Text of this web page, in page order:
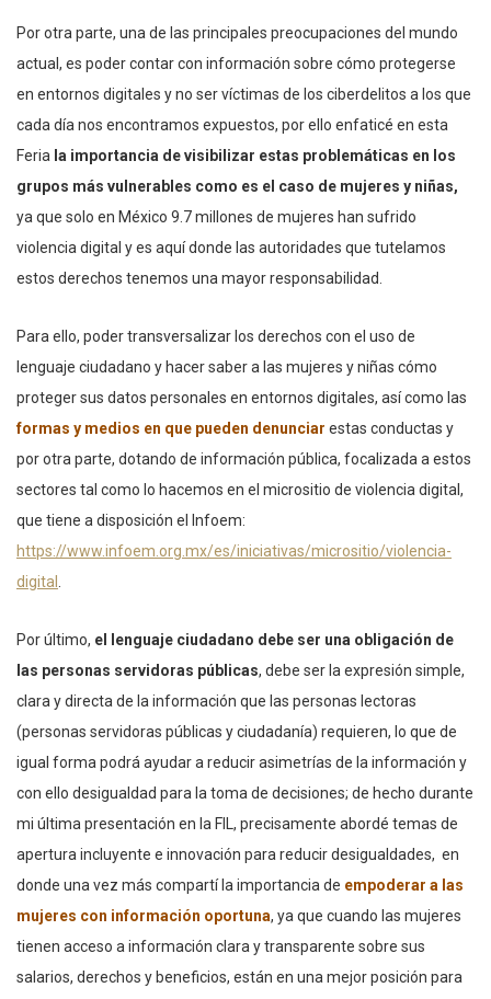
Por otra parte, una de las principales preocupaciones del mundo
actual, es poder contar con información sobre cómo protegerse
en entornos digitales y no ser víctimas de los ciberdelitos a los que
cada día nos encontramos expuestos, por ello enfaticé en esta
Feria la importancia de visibilizar estas problemáticas en los
grupos más vulnerables como es el caso de mujeres y niñas,
ya que solo en México 9.7 millones de mujeres han sufrido
violencia digital y es aquí donde las autoridades que tutelamos
estos derechos tenemos una mayor responsabilidad.
Para ello, poder transversalizar los derechos con el uso de
lenguaje ciudadano y hacer saber a las mujeres y niñas cómo
proteger sus datos personales en entornos digitales, así como las
formas y medios en que pueden denunciar estas conductas y
por otra parte, dotando de información pública, focalizada a estos
sectores tal como lo hacemos en el micrositio de violencia digital,
que tiene a disposición el Infoem:
https://www.infoem.org.mx/es/iniciativas/micrositio/violencia-
digital .
Por último, el lenguaje ciudadano debe ser una obligación de
las personas servidoras públicas, debe ser la expresión simple,
clara y directa de la información que las personas lectoras
(personas servidoras públicas y ciudadanía) requieren, lo que de
igual forma podrá ayudar a reducir asimetrías de la información y
con ello desigualdad para la toma de decisiones; de hecho durante
mi última presentación en la FIL, precisamente abordé temas de
apertura incluyente e innovación para reducir desigualdades, en
donde una vez más compartí la importancia de empoderar a las
mujeres con información oportuna, ya que cuando las mujeres
tienen acceso a información clara y transparente sobre sus
salarios, derechos y beneficios, están en una mejor posición para